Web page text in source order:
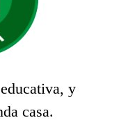
y
casa.